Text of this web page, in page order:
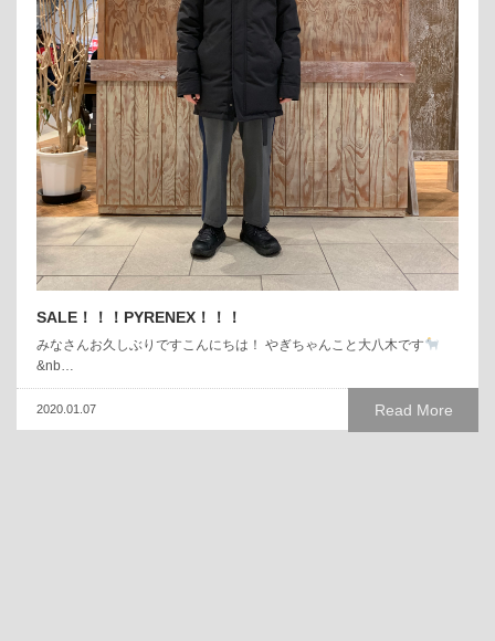
SALE！！！PYRENEX！！！
みなさんお久しぶりですこんにちは！ やぎちゃんこと大八木です
&nb…
Read More
2020.01.07